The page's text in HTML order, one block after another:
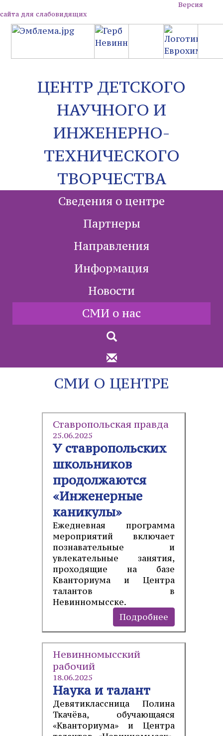
Версия
сайта для слабовидящих
ЦЕНТР ДЕТСКОГО
НАУЧНОГО И
ИНЖЕНЕРНО-
ТЕХНИЧЕСКОГО
ТВОРЧЕСТВА
Сведения о центре
Партнеры
Направления
Информация
Новости
СМИ о нас
СМИ О ЦЕНТРЕ
Ставропольская правда
25.06.2025
У ставропольских
школьников
продолжаются
«Инженерные
каникулы»
Ежедневная программа
мероприятий включает
познавательные и
увлекательные занятия,
проходящие на базе
Кванториума и Центра
талантов в
Невинномысске.
Подробнее
Невинномысский
рабочий
18.06.2025
Наука и талант
Девятиклассница Полина
Ткачёва, обучающаяся
«Кванториума» и Центра